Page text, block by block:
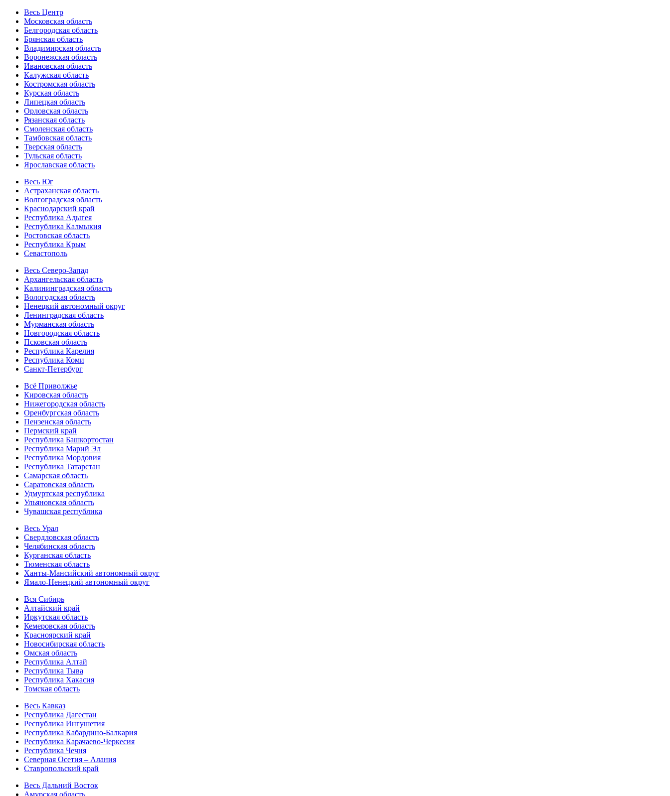
Весь Центр
Московская область
Белгородская область
Брянская область
Владимирская область
Воронежская область
Ивановская область
Калужская область
Костромская область
Курская область
Липецкая область
Орловская область
Рязанская область
Смоленская область
Тамбовская область
Тверская область
Тульская область
Ярославская область
Весь Юг
Астраханская область
Волгоградская область
Краснодарский край
Республика Адыгея
Республика Калмыкия
Ростовская область
Республика Крым
Севастополь
Весь Северо-Запад
Архангельская область
Калининградская область
Вологодская область
Ненецкий автономный округ
Ленинградская область
Мурманская область
Новгородская область
Псковская область
Республика Карелия
Республика Коми
Санкт-Петербург
Всё Приволжье
Кировская область
Нижегородская область
Оренбургская область
Пензенская область
Пермский край
Республика Башкортостан
Республика Марий Эл
Республика Мордовия
Республика Татарстан
Самарская область
Саратовская область
Удмуртская республика
Ульяновская область
Чувашская республика
Весь Урал
Свердловская область
Челябинская область
Курганская область
Тюменская область
Ханты-Мансийский автономный округ
Ямало-Ненецкий автономный округ
Вся Сибирь
Алтайский край
Иркутская область
Кемеровская область
Красноярский край
Новосибирская область
Омская область
Республика Алтай
Республика Тыва
Республика Хакасия
Томская область
Весь Кавказ
Республика Дагестан
Республика Ингушетия
Республика Кабардино-Балкария
Республика Карачаево-Черкесия
Республика Чечня
Северная Осетия – Алания
Ставропольский край
Весь Дальний Восток
Амурская область